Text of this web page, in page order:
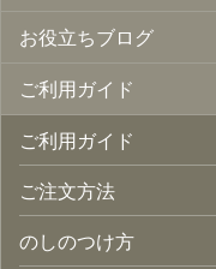
お役立ちブログ
ご利用ガイド
ご利用ガイド
ご注文方法
のしのつけ方